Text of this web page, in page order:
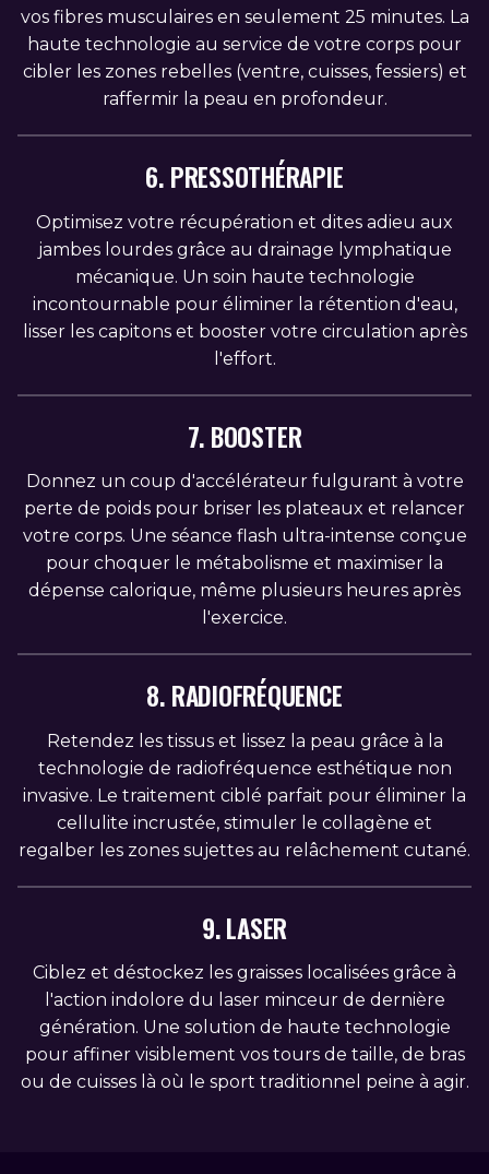
vos fibres musculaires en seulement 25 minutes. La
haute technologie au service de votre corps pour
cibler les zones rebelles (ventre, cuisses, fessiers) et
raffermir la peau en profondeur.
6. PRESSOTHÉRAPIE
Optimisez votre récupération et dites adieu aux
jambes lourdes grâce au drainage lymphatique
mécanique. Un soin haute technologie
incontournable pour éliminer la rétention d'eau,
lisser les capitons et booster votre circulation après
l'effort.
7. BOOSTER
Donnez un coup d'accélérateur fulgurant à votre
perte de poids pour briser les plateaux et relancer
votre corps. Une séance flash ultra-intense conçue
pour choquer le métabolisme et maximiser la
dépense calorique, même plusieurs heures après
l'exercice.
8. RADIOFRÉQUENCE
Retendez les tissus et lissez la peau grâce à la
technologie de radiofréquence esthétique non
invasive. Le traitement ciblé parfait pour éliminer la
cellulite incrustée, stimuler le collagène et
regalber les zones sujettes au relâchement cutané.
9. LASER
Ciblez et déstockez les graisses localisées grâce à
l'action indolore du laser minceur de dernière
génération. Une solution de haute technologie
pour affiner visiblement vos tours de taille, de bras
ou de cuisses là où le sport traditionnel peine à agir.